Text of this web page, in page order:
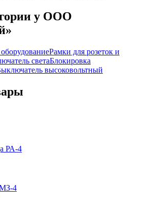
у ООО
Рамки для розеток и
светаБлокировка
высоковольтный
РА-4
4